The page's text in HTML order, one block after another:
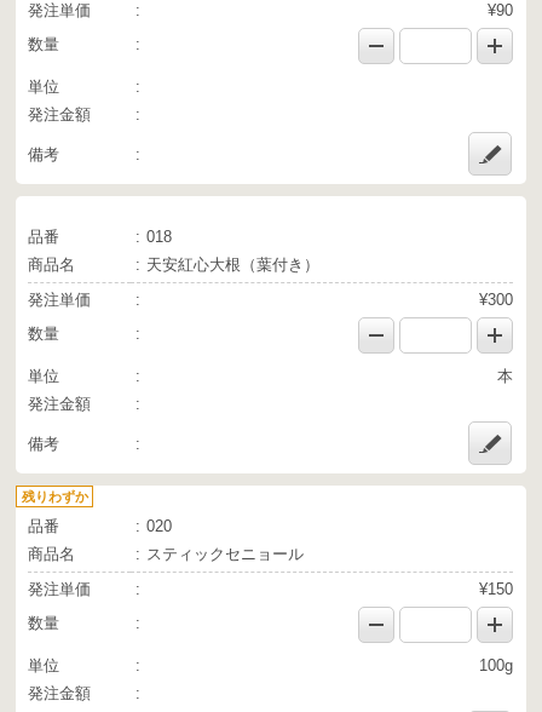
発注単価
¥90
数量
単位
発注金額
備考
品番
018
商品名
天安紅心大根（葉付き）
発注単価
¥300
数量
単位
本
発注金額
備考
残りわずか
品番
020
商品名
スティックセニョール
発注単価
¥150
数量
単位
100g
発注金額